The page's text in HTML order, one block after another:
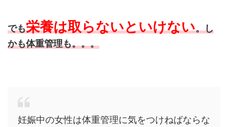
でも栄養は取らないといけない。し
かも体重管理も。。。
妊娠中の女性は体重管理に気をつけねばならな